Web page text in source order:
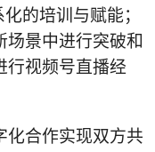
的培训与赋能；
场景中进行突破和
行视频号直播经
化合作实现双方共